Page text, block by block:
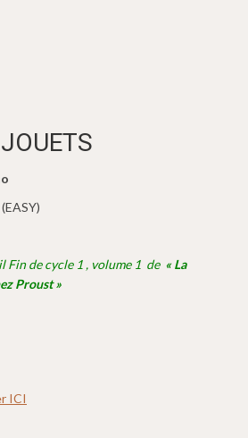
Fin de cycle 1 , volume 1 de « La
Proust »
ICI